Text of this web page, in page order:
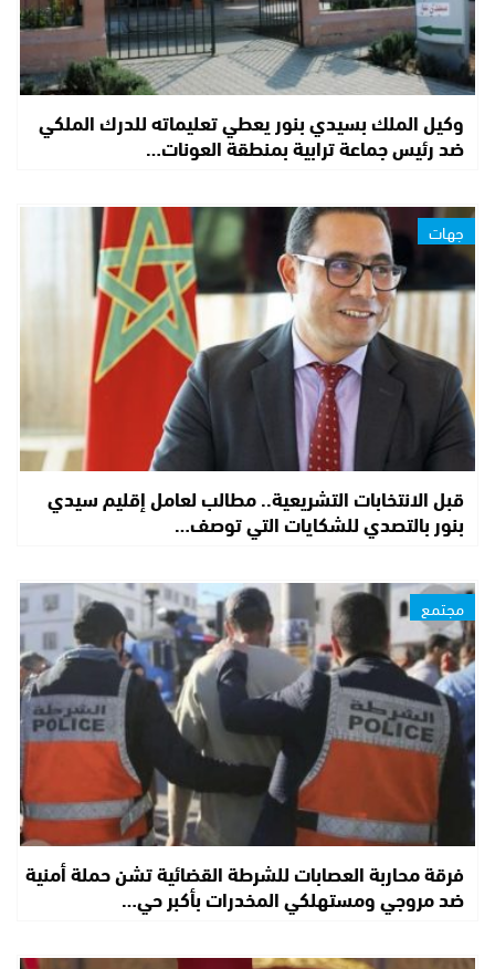
وكيل الملك بسيدي بنور يعطي تعليماته للدرك الملكي
ضد رئيس جماعة ترابية بمنطقة العونات…
جهات
قبل الانتخابات التشريعية.. مطالب لعامل إقليم سيدي
بنور بالتصدي للشكايات التي توصف…
مجتمع
فرقة محاربة العصابات للشرطة القضائية تشن حملة أمنية
ضد مروجي ومستهلكي المخدرات بأكبر حي…